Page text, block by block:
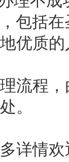
包括
优质
流程
。
详情